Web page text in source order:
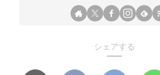
シェアする